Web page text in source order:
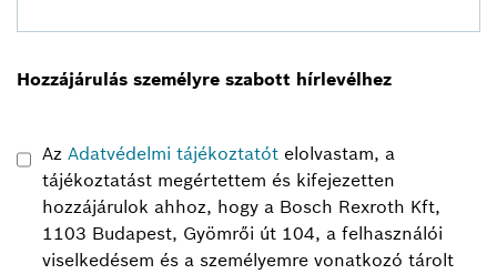
Hozzájárulás személyre szabott hírlevélhez
Az Adatvédelmi tájékoztatót elolvastam, a
tájékoztatást megértettem és kifejezetten
hozzájárulok ahhoz, hogy a Bosch Rexroth Kft,
1103 Budapest, Gyömrői út 104, a felhasználói
viselkedésem és a személyemre vonatkozó tárolt